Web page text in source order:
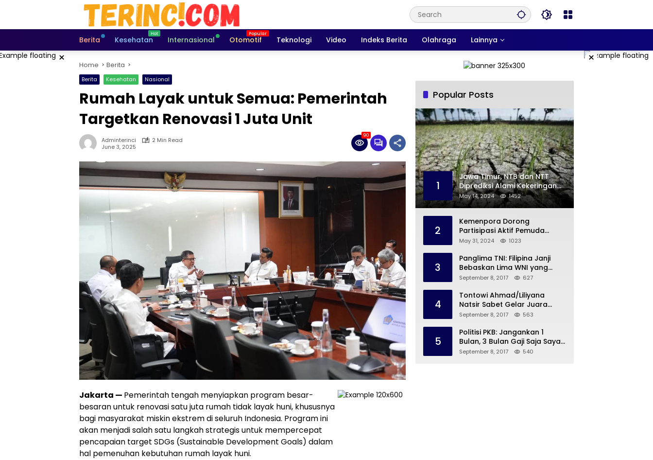
Berita
Kesehatan Internasional Otomotif Teknologi Video Indeks Berita Olahraga Lainnya
× ×
Home Berita
Berita Kesehatan Nasional
Rumah Layak untuk Semua: Pemerintah
Targetkan Renovasi 1 Juta Unit
Adminterinci
2 Min Read
June 3, 2025
90
Jakarta — Pemerintah tengah menyiapkan program besar-
besaran untuk renovasi satu juta rumah tidak layak huni, khususnya
bagi masyarakat miskin ekstrem di seluruh Indonesia. Program ini
akan menjadi salah satu langkah strategis untuk mempercepat
pencapaian target SDGs (Sustainable Development Goals) dalam
hal pemenuhan kebutuhan rumah layak huni.
Popular Posts
1
Jawa Timur, NTB dan NTT
Diprediksi Alami Kekeringan
Sepanjang Mei
May 14, 2024 1452
2
Kemenpora Dorong
Partisipasi Aktif Pemuda
Melalui Forum Konsultasi
May 31, 2024 1023
3
Panglima TNI: Filipina Janji
Bebaskan Lima WNI yang
Disandera Abu Sayyaf
September 8, 2017 627
4
Tontowi Ahmad/Liliyana
Natsir Sabet Gelar Juara
Dunia Kedua
September 8, 2017 563
5
Politisi PKB: Jangankan 1
Bulan, 3 Bulan Gaji Saja Saya
Siap untuk Rohingya
September 8, 2017 540